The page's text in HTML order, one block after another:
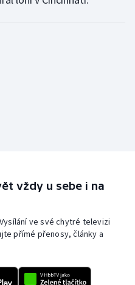
vždy u sebe i na
ve své chytré televizi
přímé přenosy, články a